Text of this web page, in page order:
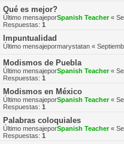
Qué es mejor?
Último mensajeporSpanish Teacher«
Respuestas: 1
Impuntualidad
Último mensajepormarystatan «
Modismos de Puebla
Último mensajeporSpanish Teacher«
Respuestas: 1
Modismos en México
Último mensajeporSpanish Teacher«
Respuestas: 1
Palabras coloquiales
Último mensajeporSpanish Teacher«
Respuestas: 1